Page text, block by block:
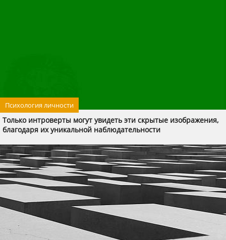
Психология личности
Только интроверты могут увидеть эти скрытые изображения,
благодаря их уникальной наблюдательности